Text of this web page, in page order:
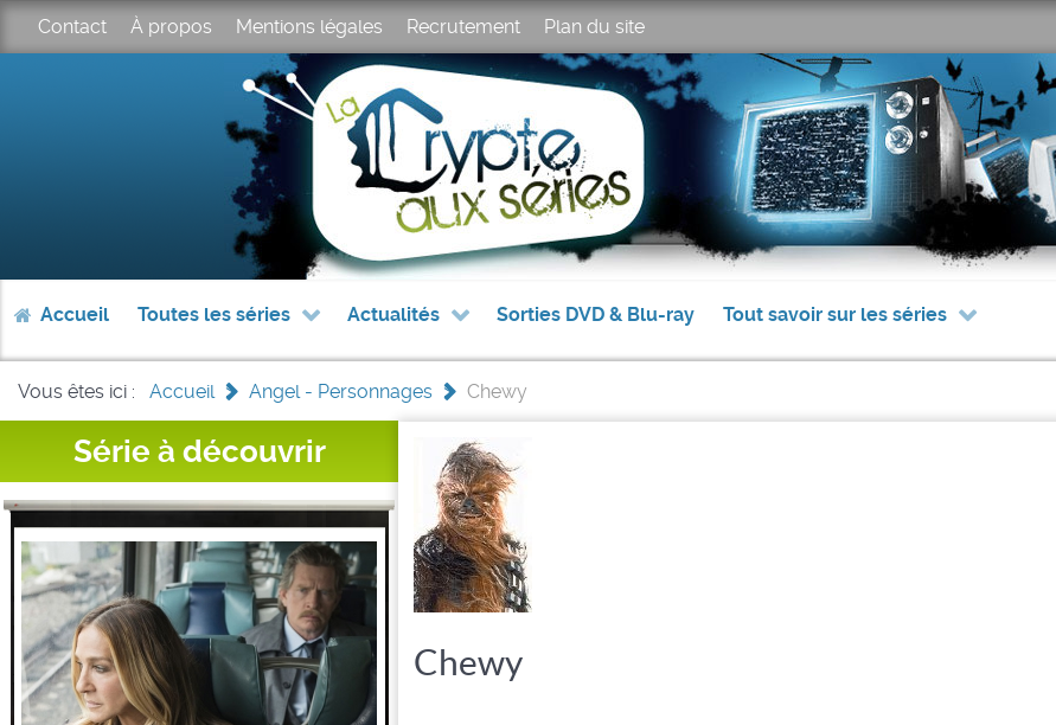
Contact À propos Mentions légales Recrutement Plan du site
Accueil Toutes les séries Actualités Sorties DVD & Blu-ray Tout savoir sur les séries
Vous êtes ici : Accueil > Angel - Personnages > Chewy
Série à découvrir
Chewy